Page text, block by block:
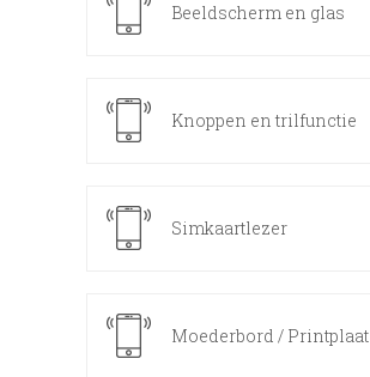
Beeldscherm en glas
Knoppen en trilfunctie
Simkaartlezer
Moederbord / Printplaat